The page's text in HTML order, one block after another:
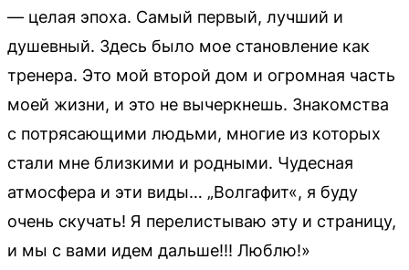
— целая эпоха. Самый первый, лучший и
душевный. Здесь было мое становление как
тренера. Это мой второй дом и огромная часть
моей жизни, и это не вычеркнешь. Знакомства
с потрясающими людьми, многие из которых
стали мне близкими и родными. Чудесная
атмосфера и эти виды… „Волгафит«, я буду
очень скучать! Я перелистываю эту и страницу,
и мы с вами идем дальше!!! Люблю!»